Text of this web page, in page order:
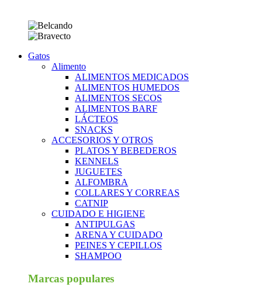
Gatos
Alimento
ALIMENTOS MEDICADOS
ALIMENTOS HUMEDOS
ALIMENTOS SECOS
ALIMENTOS BARF
LÁCTEOS
SNACKS
ACCESORIOS Y OTROS
PLATOS Y BEBEDEROS
KENNELS
JUGUETES
ALFOMBRA
COLLARES Y CORREAS
CATNIP
CUIDADO E HIGIENE
ANTIPULGAS
ARENA Y CUIDADO
PEINES Y CEPILLOS
SHAMPOO
Marcas populares